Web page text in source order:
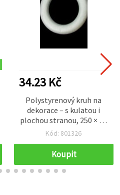
34.23 Kč
Polystyrenový kruh na
dekorace – s kulatou i
plochou stranou, 250 × 32
mm, 1 ks
Kód: 801326
Koupit